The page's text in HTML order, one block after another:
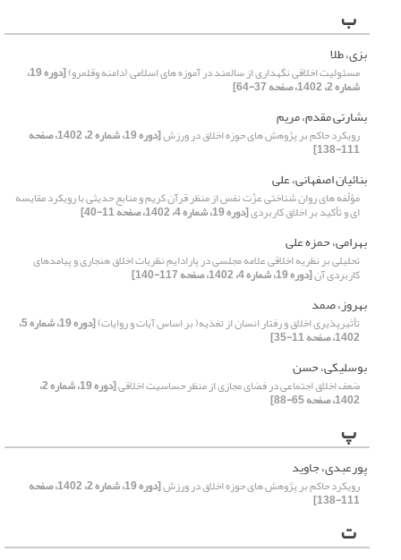
ب
بزی، طلا
مسئولیت اخلاقی نگهداری از سالمند در آموزه های اسلامی (دامنه وقلمرو) [دوره 19،
شماره 2، 1402، صفحه 37-64]
بشارتی مقدم، مریم
رویکرد حاکم بر پژوهش های حوزه اخلاق در ورزش [دوره 19، شماره 2، 1402، صفحه
111-138]
بنائیان اصفهانی، علی
مؤلّفه هاى روان شناختى عزّت نفس از منظر قرآن کریم و منابع حدیثى با رویکرد مقایسه
ای و تأکید بر اخلاق کاربردی[دوره 19، شماره 4، 1402، صفحه 11-40]
بهرامی، حمزه علی
تحلیلی بر نظریه اخلاقی علامه مجلسی در پارادایم نظریات اخلاق هنجاری و پیامدهای
کاربردی آن[دوره 19، شماره 4، 1402، صفحه 117-140]
بهروز، صمد
تأثیرپذیری اخلاق و رفتار انسان از تغذیه( بر اساس آیات و روایات) [دوره 19، شماره 5،
1402، صفحه 11-35]
بوسلیکی، حسن
ضعف اخلاق اجتماعی در فضای مجازی از منظر حساسیت اخلاقی [دوره 19، شماره 2،
1402، صفحه 65-88]
پ
پورعبدی، جاوید
رویکرد حاکم بر پژوهش های حوزه اخلاق در ورزش [دوره 19، شماره 2، 1402، صفحه
111-138]
ت